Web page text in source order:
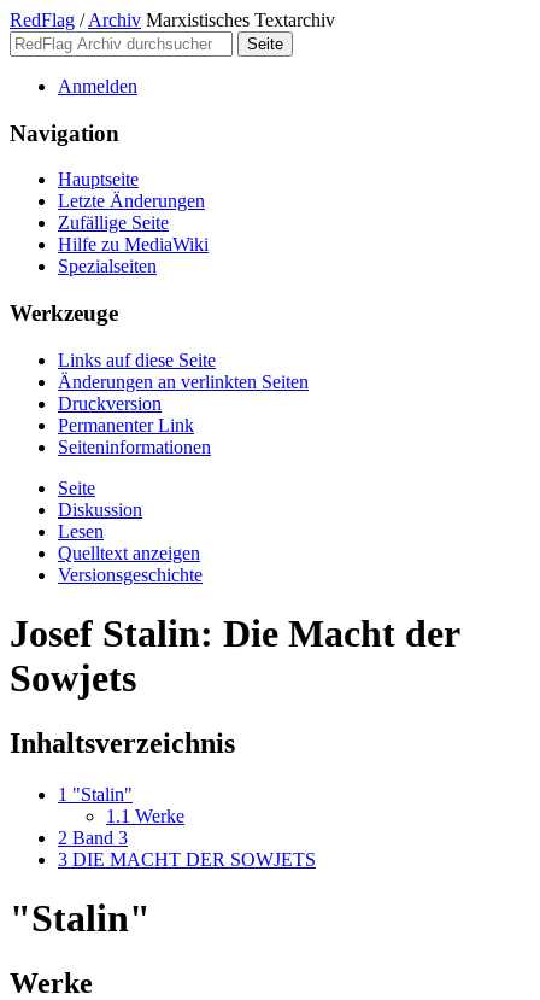
RedFlag / Archiv Marxistisches Textarchiv
Anmelden
Navigation
Hauptseite
Letzte Änderungen
Zufällige Seite
Hilfe zu MediaWiki
Spezialseiten
Werkzeuge
Links auf diese Seite
Änderungen an verlinkten Seiten
Druckversion
Permanenter Link
Seiten­­informationen
Seite
Diskussion
Lesen
Quelltext anzeigen
Versionsgeschichte
Josef Stalin: Die Macht der
Sowjets
Inhaltsverzeichnis
1 "Stalin"
1.1 Werke
2 Band 3
3 DIE MACHT DER SOWJETS
"Stalin"
Werke